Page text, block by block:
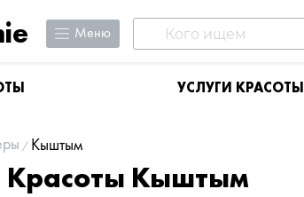
Меню
УСЛУГИ КРАСОТЫ
Кыштым
Красоты Кыштым